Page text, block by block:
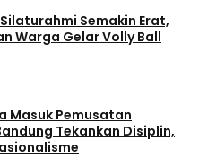
Semakin Erat,
Warga Gelar Volly Ball
Masuk Pemusatan
Tekankan Disiplin,